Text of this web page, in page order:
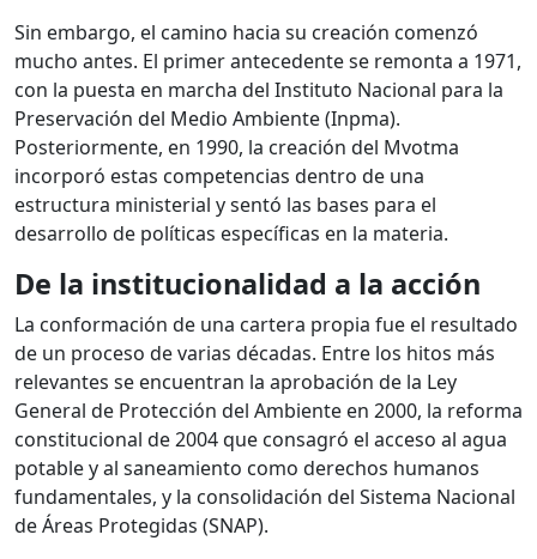
Sin embargo, el camino hacia su creación comenzó
mucho antes. El primer antecedente se remonta a 1971,
con la puesta en marcha del Instituto Nacional para la
Preservación del Medio Ambiente (Inpma).
Posteriormente, en 1990, la creación del Mvotma
incorporó estas competencias dentro de una
estructura ministerial y sentó las bases para el
desarrollo de políticas específicas en la materia.
De la institucionalidad a la acción
La conformación de una cartera propia fue el resultado
de un proceso de varias décadas. Entre los hitos más
relevantes se encuentran la aprobación de la Ley
General de Protección del Ambiente en 2000, la reforma
constitucional de 2004 que consagró el acceso al agua
potable y al saneamiento como derechos humanos
fundamentales, y la consolidación del Sistema Nacional
de Áreas Protegidas (SNAP).